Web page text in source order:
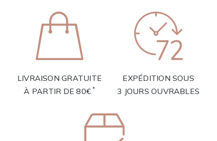
LIVRAISON GRATUITE
À PARTIR DE 80€*
EXPÉDITION SOUS
3 JOURS OUVRABLES